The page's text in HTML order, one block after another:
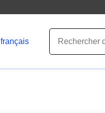
français